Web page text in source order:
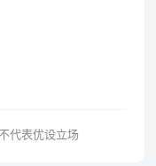
代表优设立场